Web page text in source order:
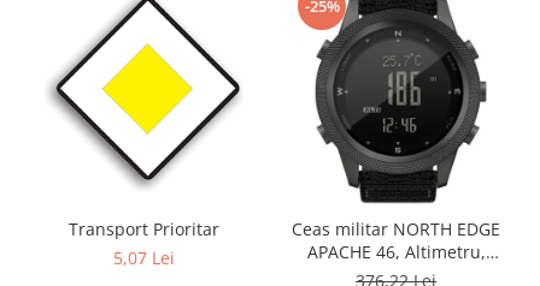
Transport Prioritar
5,07 Lei
-25%
Ceas militar NORTH EDGE
APACHE 46, Altimetru,
Barometru, Cronometru,
376,22 Lei